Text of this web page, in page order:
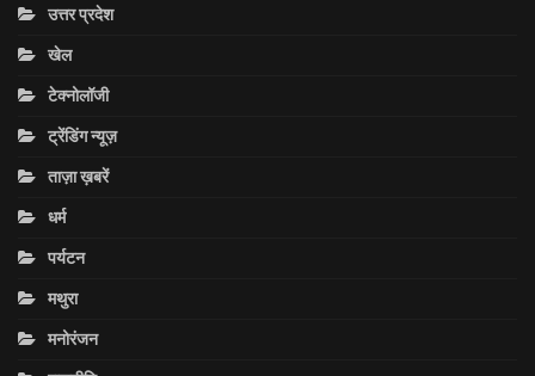
उत्तर प्रदेश
खेल
टेक्नोलॉजी
ट्रेंडिंग न्यूज़
ताज़ा ख़बरें
धर्म
पर्यटन
मथुरा
मनोरंजन